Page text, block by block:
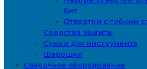
бит
Отвертки с гибким
Средства защиты
Сумки для инструмента
Шарошки
Сварочное оборудование